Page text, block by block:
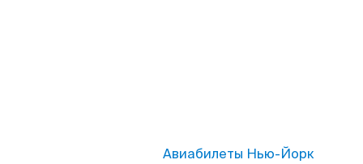
Авиабилеты Нью-Йорк